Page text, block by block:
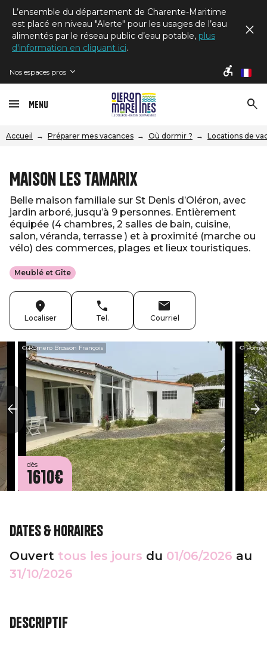
L’ensemble du département de Charente-Maritime
est placé en niveau "Alerte" pour les usages de l’eau
alimentés par le réseau public d’eau potable, plus
d'information en cliquant ici.
Nos espaces pros fr
Menu
Accueil Préparer mes vacances Où dormir ? Locations de
Maison Les Tamarix
Belle maison familiale sur St Denis d’Oléron, avec
jardin arboré, jusqu’à 9 personnes. Entièrement
équipée (4 chambres, 2 salles de bain, cuisine,
salon, véranda, terrasse ) et à proximité (marche ou
vélo) des commerces, plages et lieux touristiques.
Meublé et Gîte
Localiser Tel. Courriel
© Romero Brosson François ©
dès
1610€
Dates & horaires
Ouvert tous les jours du 01/06/2026 au
31/10/2026
Descriptif